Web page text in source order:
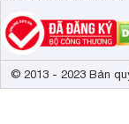
© 2013 - 2023 Bản